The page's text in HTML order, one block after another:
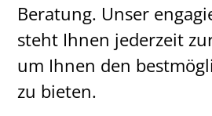
Beratung. Unser
steht Ihnen jederzeit
um Ihnen den
zu bieten.